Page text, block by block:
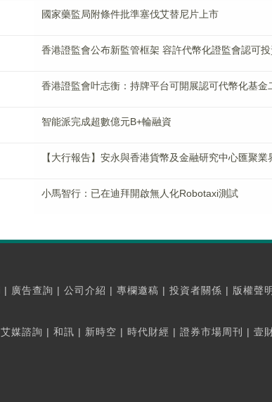
國家藥監局附條件批準塞伐艾替尼片上市
香港證監會公布新監管框架 容許代幣化證監會認可
香港證監會叶志衡：持牌平台可開展認可代幣化基金
智能派完成超數億元B+輪融資
【大行報告】安永與香港貨幣及金融研究中心匯聚
小馬智行：已在迪拜開啟無人化Robotaxi測試
| 廣告查詢 | 公司介紹 | 專欄邀稿 | 投資者關係 | 版權聲明
艾媒諮詢 | 和訊 | 新時空 | 時代財經 | 證券市場周刊 | 壹